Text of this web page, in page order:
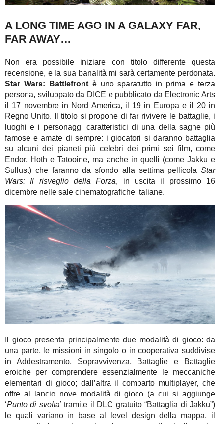
A LONG TIME AGO IN A GALAXY FAR,
FAR AWAY…
Non era possibile iniziare con titolo differente questa
recensione, e la sua banalità mi sarà certamente perdonata.
Star Wars: Battlefront è uno sparatutto in prima e terza
persona, sviluppato da DICE e pubblicato da Electronic Arts
il 17 novembre in Nord America, il 19 in Europa e il 20 in
Regno Unito. Il titolo si propone di far rivivere le battaglie, i
luoghi e i personaggi caratteristici di una della saghe più
famose e amate di sempre: i giocatori si daranno battaglia
su alcuni dei pianeti più celebri dei primi sei film, come
Endor, Hoth e Tatooine, ma anche in quelli (come Jakku e
Sullust) che faranno da sfondo alla settima pellicola Star
Wars: Il risveglio della Forza, in uscita il prossimo 16
dicembre nelle sale cinematografiche italiane.
Il gioco presenta principalmente due modalità di gioco: da
una parte, le missioni in singolo o in cooperativa suddivise
in Addestramento, Sopravvivenza, Battaglie e Battaglie
eroiche per comprendere essenzialmente le meccaniche
elementari di gioco; dall’altra il comparto multiplayer, che
offre al lancio nove modalità di gioco (a cui si aggiunge
‘Punto di svolta’ tramite il DLC gratuito “Battaglia di Jakku”)
le quali variano in base al level design della mappa, il